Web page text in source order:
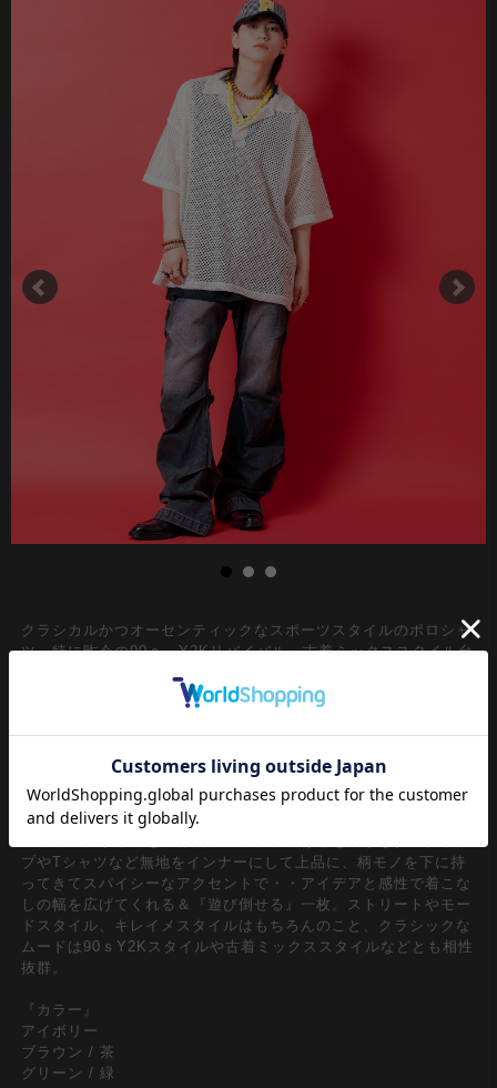
クラシカルかつオーセンティックなスポーツスタイルのポロシャ
ツ。特に昨今の90ｓ、Y2Kリバイバル、古着ミックススタイル台
目のワンデザイン。ダボっとラフにストリートな感覚でとりいれ
ディース問わずユニセックスで着用出来る一品。
一見してレトロムード漂う軽やかで涼しげなコットンメッシュニ
ット仕様が印象的。ザクザクっと編み込まれたニットのエレガン
トな空気感を上品に脱力させてくれるスキッパーライクなオープ
プやTシャツなど無地をインナーにして上品に、柄モノを下に持
ってきてスパイシーなアクセントで・・アイデアと感性で着こな
しの幅を広げてくれる＆『遊び倒せる』一枚。ストリートやモー
ドスタイル、キレイメスタイルはもちろんのこと、クラシックな
ムードは90ｓY2Kスタイルや古着ミックススタイルなどとも相性
抜群。
『カラー』
アイボリー
ブラウン / 茶
グリーン / 緑